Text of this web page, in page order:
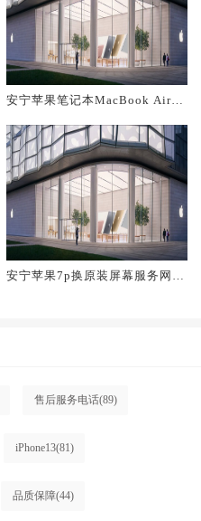
安宁苹果笔记本MacBook Air换
安宁苹果7p换原装屏幕服务网点
售后服务电话(89)
iPhone13(81)
品质保障(44)